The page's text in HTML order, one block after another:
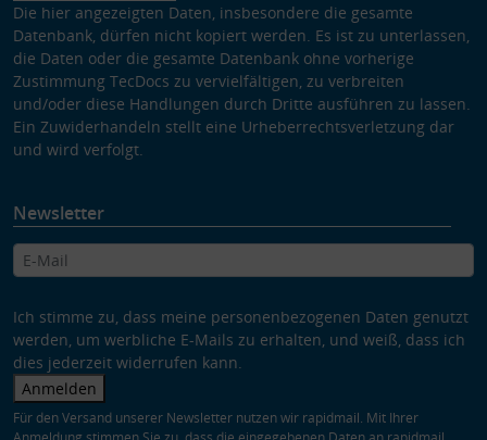
Die hier angezeigten Daten, insbesondere die gesamte
Datenbank, dürfen nicht kopiert werden. Es ist zu unterlassen,
die Daten oder die gesamte Datenbank ohne vorherige
Zustimmung TecDocs zu vervielfältigen, zu verbreiten
und/oder diese Handlungen durch Dritte ausführen zu lassen.
Ein Zuwiderhandeln stellt eine Urheberrechtsverletzung dar
und wird verfolgt.
Newsletter
Ich stimme zu, dass meine personenbezogenen Daten genutzt
werden, um werbliche E-Mails zu erhalten, und weiß, dass ich
dies jederzeit widerrufen kann.
Anmelden
Für den Versand unserer Newsletter nutzen wir rapidmail. Mit Ihrer